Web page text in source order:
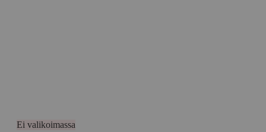
Ei valikoimassa